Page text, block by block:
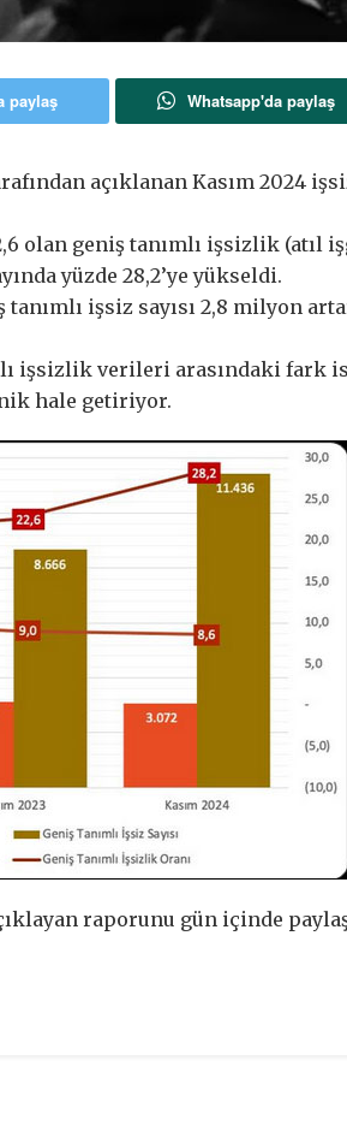
paylaş Whatsapp'da paylaş
açıklanan Kasım 2024
olan geniş tanımlı işsizlik (atıl
yüzde 28,2’ye yükseldi.
işsiz sayısı 2,8 milyon
işsizlik verileri arasındaki fark
hale getiriyor.
raporunu gün içinde